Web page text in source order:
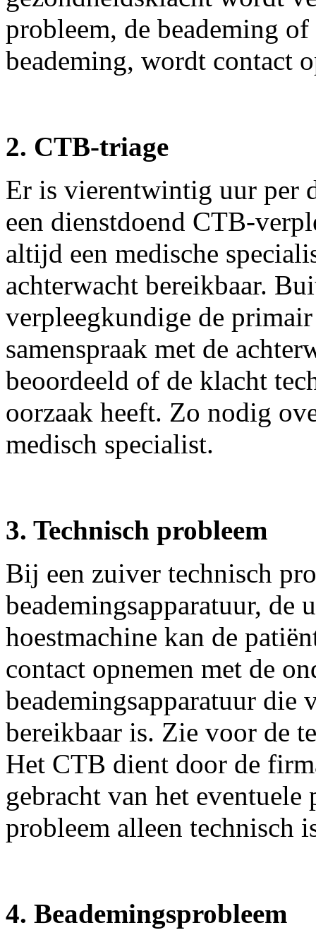
probleem, de beademing
beademing, wordt contact
2. CTB-triage
Er is vierentwintig uur per
een dienstdoend CTB-
altijd een medische
achterwacht bereikbaar.
verpleegkundige de
samenspraak met de
beoordeeld of de klacht
oorzaak heeft. Zo nodig
medisch specialist.
3. Technisch probleem
Bij een zuiver technisch
beademingsapparatuur, de
hoestmachine kan de
contact opnemen met de
beademingsapparatuur
bereikbaar is. Zie voor de
Het CTB dient door de
gebracht van het
probleem alleen technisch
4. Beademingsprobleem